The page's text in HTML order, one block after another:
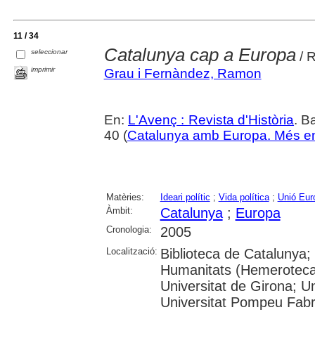
11 / 34
seleccionar
imprimir
Catalunya cap a Europa/
Grau i Fernàndez, Ramon
En: L'Avenç : Revista d'Història.
40 (Catalunya amb Europa. Més
Matèries: Ideari polític ; Vida política; Unió
Àmbit:
Catalunya; Europa
Cronologia: 2005
Localització: Biblioteca de
Humanitats
Universitat de Girona;
Universitat Pompeu